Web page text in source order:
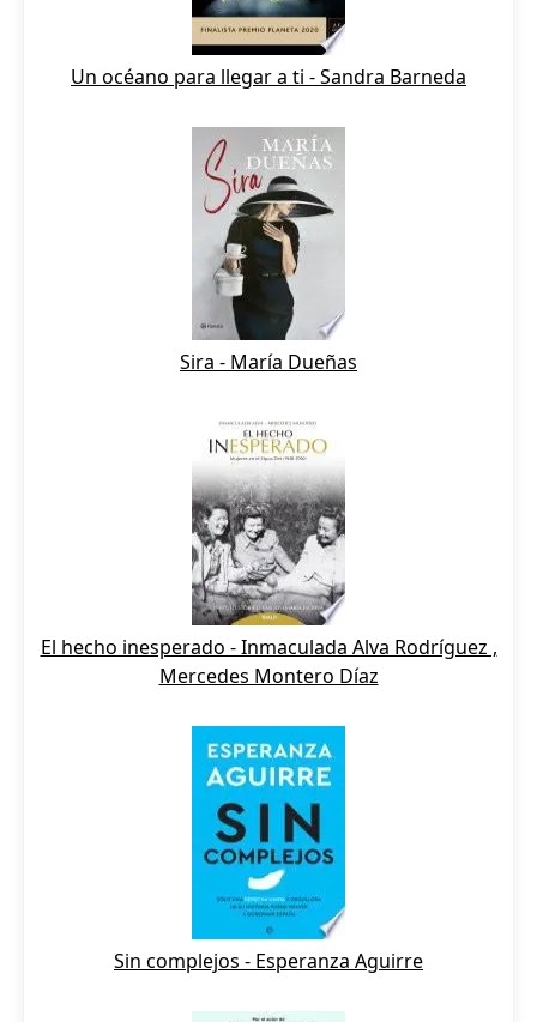
Un océano para llegar a ti - Sandra Barneda
Sira - María Dueñas
El hecho inesperado - Inmaculada Alva Rodríguez ,
Mercedes Montero Díaz
Sin complejos - Esperanza Aguirre